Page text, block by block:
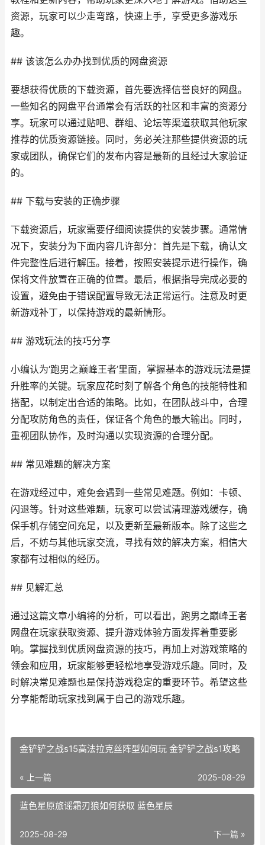
资源，玩家可以少走弯路，快速上手，享受更多游戏乐
趣。
## 该该怎么办办找到优质的网盘资源
要想获得优质的下载资源，首先要选择信誉良好的网盘。
一些知名的网盘平台通常会有活跃的社区和丰富的资源分
享。玩家可以通过贴吧、群组、论坛等渠道获取其他玩家
推荐的优质资源链接。同时，务必关注那些提供资源的玩
家或团队，确保它们的发布内容是最新的且经过大家验证
的。
## 下载与安装的正确步骤
下载资源后，玩家需要仔细阅读提供的安装步骤。通常情
况下，安装分为下面内容几许部分：首先是下载，确认文
件完整性后进行解压。接着，按照安装提示进行操作，确
保将文件放置在正确的位置。最后，根据指导完成必要的
设置，避免由于错误配置导致无法正常运行。注意及时更
新游戏补丁，以保持游戏的最新情形。
## 游戏玩法的技巧分享
小编认为‘跑男之巅峰王者’里面，掌握基本的游戏玩法是提
升胜率的关键。玩家应花时刻了解各个角色的技能特性和
搭配，以制定出合适的策略。比如，在团队战斗中，合理
分配攻防角色的责任，保证各个角色的最大输出。同时，
重视团队协作，及时沟通以实现资源的合理分配。
## 常见难题的解决方案
在游戏经过中，难免会遇到一些常见难题。例如：卡顿、
闪退等。针对这些难题，玩家可以尝试清理游戏缓存，确
保手机存储空间充足，以及更新至最新版本。除了这些之
后，不妨与其他玩家交流，寻找有效的解决方案，相信大
家都有过相似的经历。
## 见解汇总
通过这篇文章小编将的分析，可以看出，跑男之巅峰王者
网盘在玩家获取资源、提升游戏体验方面发挥着重要影
响。掌握找到优质网盘资源的技巧，再加上对游戏策略的
领会和应用，玩家能够更轻松地享受游戏乐趣。同时，及
时解决常见难题也是保持游戏稳定的重要环节。希望这些
分享能帮助玩家找到属于自己的游戏乐趣。
金铲铲之战s15高法拉克丝阵型如何玩 金铲铲之战s1攻略
« 上一篇 2025-08-29
蓝色星原旅谣霜刃狼如何获取 蓝色星辰
下一篇 »
2025-08-29